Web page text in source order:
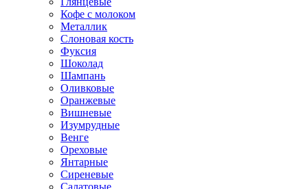
Кофе с молоком
Металлик
Слоновая кость
Фуксия
Шоколад
Шампань
Оливковые
Оранжевые
Вишневые
Изумрудные
Венге
Ореховые
Янтарные
Сиреневые
Салатовые